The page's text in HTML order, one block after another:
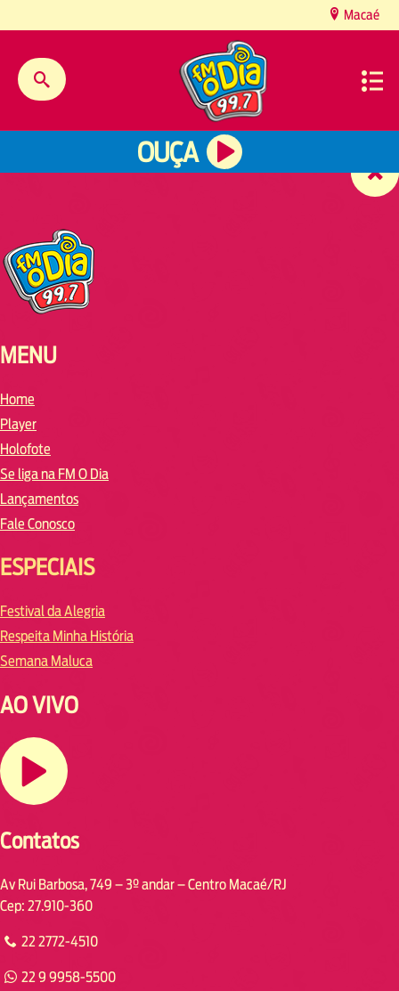
Macaé
OUÇA
MENU
Home
Player
Holofote
Se liga na FM O Dia
Lançamentos
Fale Conosco
ESPECIAIS
Festival da Alegria
Respeita Minha História
Semana Maluca
AO VIVO
Contatos
Av Rui Barbosa, 749 – 3º andar – Centro Macaé/RJ
Cep: 27.910-360
22 2772-4510
22 9 9958-5500